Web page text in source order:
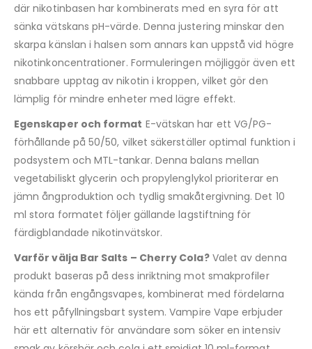
där nikotinbasen har kombinerats med en syra för att
sänka vätskans pH-värde. Denna justering minskar den
skarpa känslan i halsen som annars kan uppstå vid högre
nikotinkoncentrationer. Formuleringen möjliggör även ett
snabbare upptag av nikotin i kroppen, vilket gör den
lämplig för mindre enheter med lägre effekt.
Egenskaper och format E-vätskan har ett VG/PG-
förhållande på 50/50, vilket säkerställer optimal funktion i
podsystem och MTL-tankar. Denna balans mellan
vegetabiliskt glycerin och propylenglykol prioriterar en
jämn ångproduktion och tydlig smakåtergivning. Det 10
ml stora formatet följer gällande lagstiftning för
färdigblandade nikotinvätskor.
Varför välja Bar Salts – Cherry Cola?Valet av denna
produkt baseras på dess inriktning mot smakprofiler
kända från engångsvapes, kombinerat med fördelarna
hos ett påfyllningsbart system. Vampire Vape erbjuder
här ett alternativ för användare som söker en intensiv